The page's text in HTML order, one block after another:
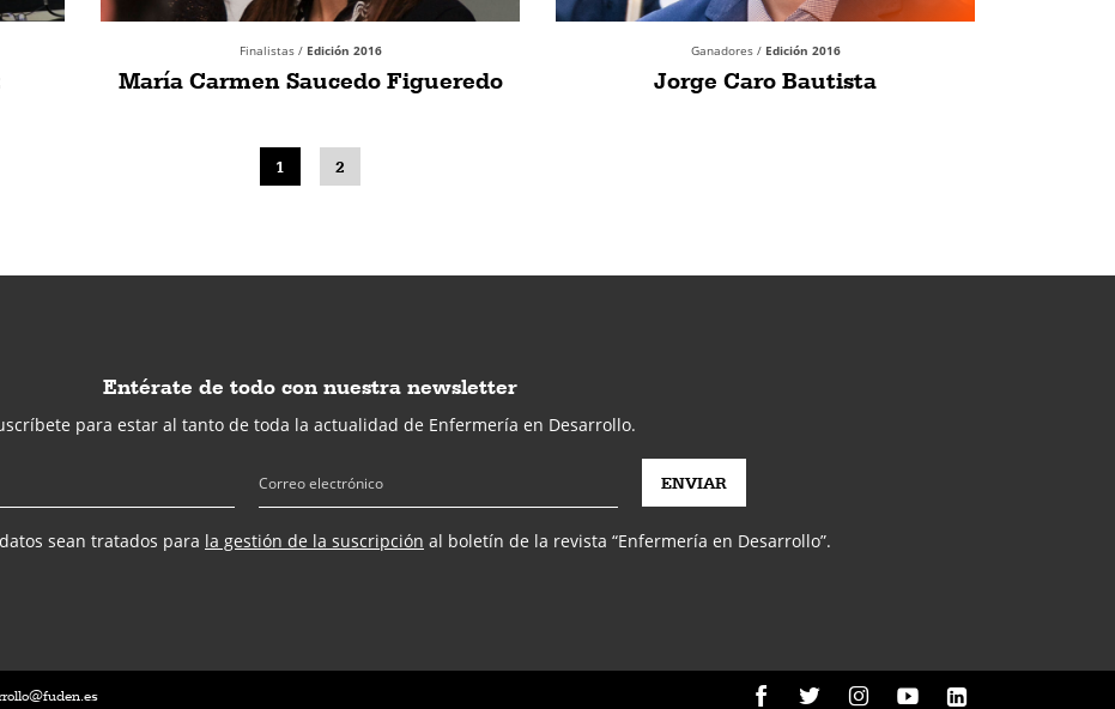
Finalistas / Edición 2016
María Carmen Saucedo Figueredo
Ganadores / Edición 2016
Jorge Caro Bautista
1 2
Entérate de todo con nuestra newsletter
para estar al tanto de toda la actualidad de Enfermería en Desarrollo.
sean tratados para la gestión de la suscripción al boletín de la revista “Enfermería en Desarrollo”.